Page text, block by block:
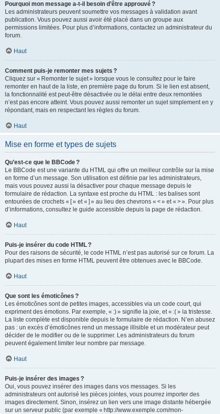
Pourquoi mon message a-t-il besoin d’être approuvé ?
Les administrateurs peuvent soumettre vos messages à validation avant
publication. Vous pouvez aussi avoir été placé dans un groupe aux
permissions limitées. Pour plus d’informations, contactez un administrateur du
forum.
Haut
Comment puis-je remonter mes sujets ?
Cliquez sur « Remonter le sujet » lorsque vous le consultez pour le faire
remonter en haut de la liste, en première page du forum. Si le lien est absent,
la fonctionnalité est peut-être désactivée ou le délai entre deux remontées
n’est pas encore atteint. Vous pouvez aussi remonter un sujet simplement en y
répondant, mais en respectant les règles du forum.
Haut
Mise en forme et types de sujets
Qu’est-ce que le BBCode ?
Le BBCode est une variante du HTML qui offre un meilleur contrôle sur la mise
en forme d’un message. Son utilisation est définie par les administrateurs,
mais vous pouvez aussi la désactiver pour chaque message depuis le
formulaire de rédaction. La syntaxe est proche du HTML : les balises sont
entourées de crochets « [ » et « ] » au lieu des chevrons « < » et « > ». Pour plus
d’informations, consultez le guide accessible depuis la page de rédaction.
Haut
Puis-je insérer du code HTML ?
Pour des raisons de sécurité, le code HTML n’est pas autorisé sur ce forum. La
plupart des mises en forme HTML peuvent être obtenues avec le BBCode.
Haut
Que sont les émoticônes ?
Les émoticônes sont de petites images, accessibles via un code court, qui
expriment des émotions. Par exemple, « :) » signifie la joie, et « :( » la tristesse.
La liste complète est disponible depuis le formulaire de rédaction. N’en abusez
pas : un excès d’émoticônes rend un message illisible et un modérateur peut
décider de le modifier ou de le supprimer. Les administrateurs du forum
peuvent également limiter leur nombre par message.
Haut
Puis-je insérer des images ?
Oui, vous pouvez insérer des images dans vos messages. Si les
administrateurs ont autorisé les pièces jointes, vous pourrez importer des
images directement. Sinon, insérez un lien vers une image distante hébergée
sur un serveur public (par exemple « http://www.exemple.com/mon-